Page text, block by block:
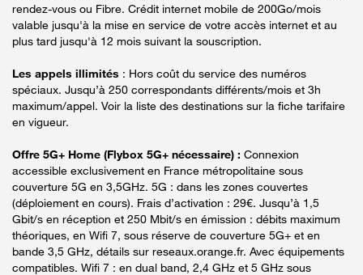
rendez-vous ou Fibre. Crédit internet mobile de 200Go/mois
valable jusqu'à la mise en service de votre accès internet et au
plus tard jusqu'à 12 mois suivant la souscription.
Les appels illimités : Hors coût du service des numéros
spéciaux. Jusqu’à 250 correspondants différents/mois et 3h
maximum/appel. Voir la liste des destinations sur la fiche tarifaire
en vigueur.
Offre 5G+ Home (Flybox 5G+ nécessaire) : Connexion
accessible exclusivement en France métropolitaine sous
couverture 5G en 3,5GHz. 5G : dans les zones couvertes
(déploiement en cours). Frais d’activation : 29€. Jusqu’à 1,5
Gbit/s en réception et 250 Mbit/s en émission : débits maximum
théoriques, en Wifi 7, sous réserve de couverture 5G+ et en
bande 3,5 GHz, détails sur reseaux.orange.fr. Avec équipements
compatibles. Wifi 7 : en dual band, 2,4 GHz et 5 GHz sous